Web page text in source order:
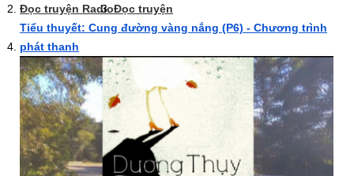
Đọc truyện RadioĐọc truyện
Tiểu thuyết: Cung đường vàng nắng (P6) - Chương trình
phát thanh